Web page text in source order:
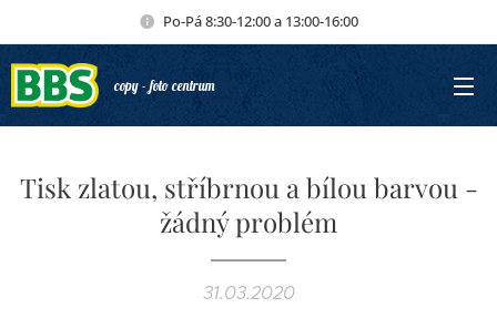
Po-Pá 8:30-12:00 a 13:00-16:00
copy - foto centrum
Tisk zlatou, stříbrnou a bílou barvou -
žádný problém
31.03.2020